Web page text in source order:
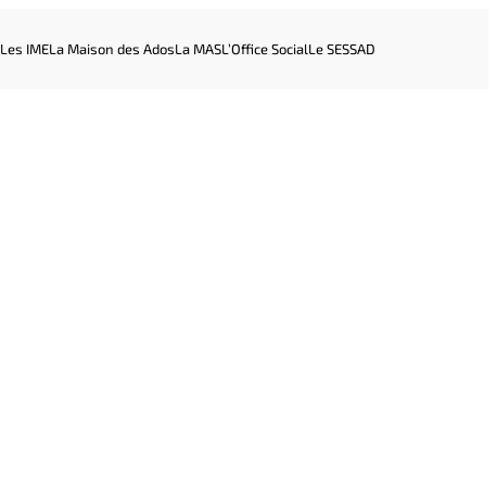
Les IMELa Maison des AdosLa MASL’Office SocialLe SESSAD